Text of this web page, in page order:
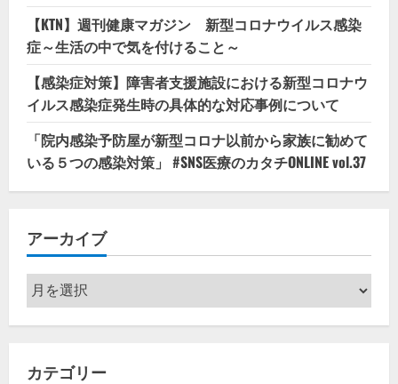
【KTN】週刊健康マガジン 新型コロナウイルス感染
症～生活の中で気を付けること～
【感染症対策】障害者支援施設における新型コロナウ
イルス感染症発生時の具体的な対応事例について
「院内感染予防屋が新型コロナ以前から家族に勧めて
いる５つの感染対策」 #SNS医療のカタチONLINE vol.37
アーカイブ
ア
ー
カ
ブ
カテゴリー